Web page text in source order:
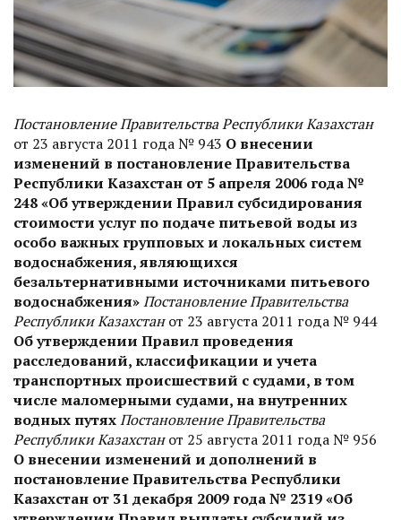
Постановление Правительства Республики Казахстан
от 23 августа 2011 года № 943 О внесении
изменений в постановление Правительства
Республики Казахстан от 5 апреля 2006 года №
248 «Об утверждении Правил субсидирования
стоимости услуг по подаче питьевой воды из
особо важных групповых и локальных систем
водоснабжения, являющихся
безальтернативными источниками питьевого
водоснабжения»Постановление Правительства
Республики Казахстанот 23 августа 2011 года № 944
Об утверждении Правил проведения
расследований, классификации и учета
транспортных происшествий с судами, в том
числе маломерными судами, на внутренних
водных путяхПостановление Правительства
Республики Казахстанот 25 августа 2011 года № 956
О внесении изменений и дополнений в
постановление Правительства Республики
Казахстан от 31 декабря 2009 года № 2319 «Об